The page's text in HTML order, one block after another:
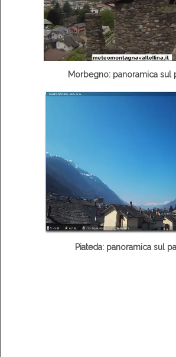
Morbegno: panoramica sul
Piateda: panoramica sul